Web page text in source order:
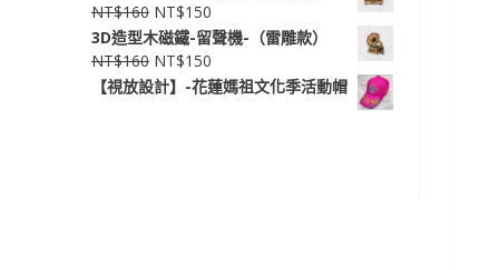
NT$160 NT$150
3D造型木磁鐵-留聲機-（雷雕款）
NT$160 NT$150
【視放設計】-花蓮媽祖文化季活動帽